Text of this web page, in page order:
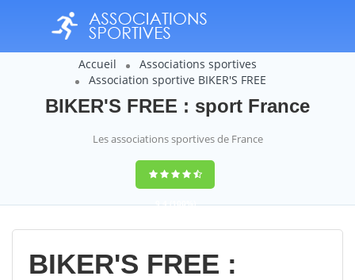
Accueil
Associations sportives
Association sportive BIKER'S FREE
BIKER'S FREE : sport France
Les associations sportives de France
9,4(100%)
14358votes
BIKER'S FREE :